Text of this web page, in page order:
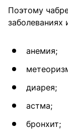
Поэтому
заболеваниях
анемия;
диарея;
астма;
бронхит;